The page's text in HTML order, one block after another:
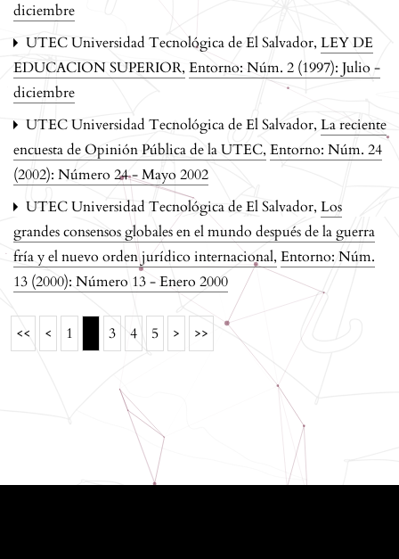
diciembre
UTEC Universidad Tecnológica de El Salvador, LEY DE
EDUCACION SUPERIOR, Entorno: Núm. 2 (1997): Julio -
diciembre
UTEC Universidad Tecnológica de El Salvador, La reciente
encuesta de Opinión Pública de la UTEC, Entorno: Núm. 24
(2002): Número 24 - Mayo 2002
UTEC Universidad Tecnológica de El Salvador, Los
grandes consensos globales en el mundo después de la guerra
fría y el nuevo orden jurídico internacional, Entorno: Núm.
13 (2000): Número 13 - Enero 2000
<< < 1 3 4 5 > >>